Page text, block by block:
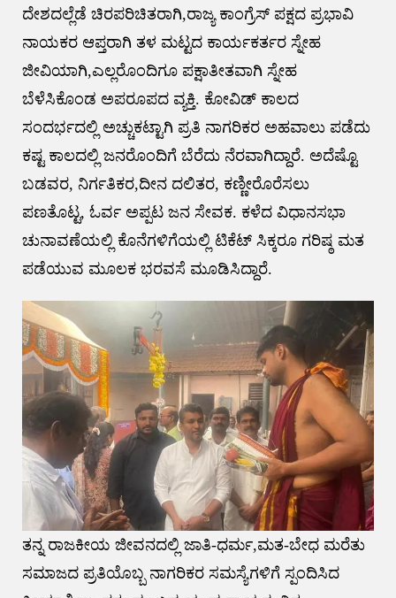
ದೇಶದಲ್ಲೆಡೆ ಚಿರಪರಿಚಿತರಾಗಿ,ರಾಜ್ಯ ಕಾಂಗ್ರೆಸ್ ಪಕ್ಷದ ಪ್ರಭಾವಿ
ನಾಯಕರ ಆಪ್ತರಾಗಿ ತಳ ಮಟ್ಟದ ಕಾರ್ಯಕರ್ತರ ಸ್ನೇಹ
ಜೀವಿಯಾಗಿ,ಎಲ್ಲರೊಂದಿಗೂ ಪಕ್ಷಾತೀತವಾಗಿ ಸ್ನೇಹ
ಬೆಳೆಸಿಕೊಂಡ ಅಪರೂಪದ ವ್ಯಕ್ತಿ. ಕೋವಿಡ್ ಕಾಲದ
ಸಂದರ್ಭದಲ್ಲಿ ಅಚ್ಚುಕಟ್ಟಾಗಿ ಪ್ರತಿ ನಾಗರಿಕರ ಅಹವಾಲು ಪಡೆದು
ಕಷ್ಟ ಕಾಲದಲ್ಲಿ ಜನರೊಂದಿಗೆ ಬೆರೆದು ನೆರವಾಗಿದ್ದಾರೆ. ಅದೆಷ್ಟೊ
ಬಡವರ, ನಿರ್ಗತಿಕರ,ದೀನ ದಲಿತರ, ಕಣ್ಣೀರೊರೆಸಲು
ಪಣತೊಟ್ಟ, ಓರ್ವ ಅಪ್ಪಟ ಜನ ಸೇವಕ. ಕಳೆದ ವಿಧಾನಸಭಾ
ಚುನಾವಣೆಯಲ್ಲಿ ಕೊನೆಗಳಿಗೆಯಲ್ಲಿ ಟಿಕೆಟ್ ಸಿಕ್ಕರೂ ಗರಿಷ್ಠ ಮತ
ಪಡೆಯುವ ಮೂಲಕ ಭರವಸೆ ಮೂಡಿಸಿದ್ದಾರೆ.
ತನ್ನ ರಾಜಕೀಯ ಜೀವನದಲ್ಲಿ ಜಾತಿ-ಧರ್ಮ,ಮತ-ಬೇಧ ಮರೆತು
ಸಮಾಜದ ಪ್ರತಿಯೊಬ್ಬ ನಾಗರಿಕರ ಸಮಸ್ಯೆಗಳಿಗೆ ಸ್ಪಂದಿಸಿದ